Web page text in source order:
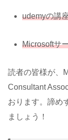
udemyの講
Microsoftサ
読者の皆様が、
Consultant
おります。諦め
ましょう！